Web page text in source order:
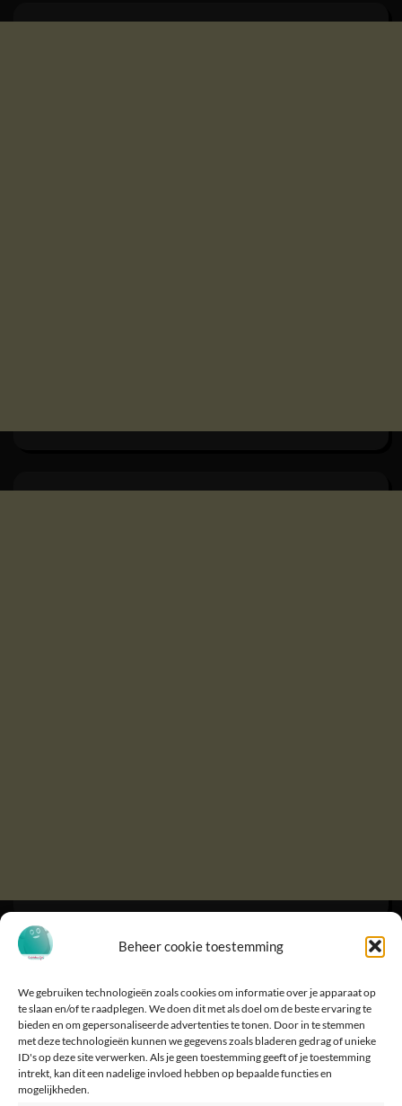
Beheer cookie toestemming
We gebruiken technologieën zoals cookies om informatie over je apparaat op
te slaan en/of te raadplegen. We doen dit met als doel om de beste ervaring te
bieden en om gepersonaliseerde advertenties te tonen. Door in te stemmen
met deze technologieën kunnen we gegevens zoals bladeren gedrag of unieke
ID's op deze site verwerken. Als je geen toestemming geeft of je toestemming
intrekt, kan dit een nadelige invloed hebben op bepaalde functies en
mogelijkheden.